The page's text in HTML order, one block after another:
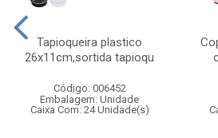
Tapioqueira plastico
26x11cm,sortida tapioqu
Código: 006452
Embalagem: Unidade
Caixa Com: 24 Unidade(s)